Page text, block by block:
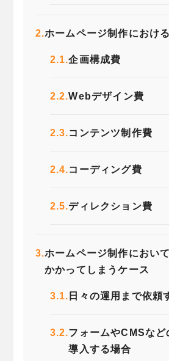
2.ホームページ制作におけ
2.1.企画構成費
2.2.Webデザイン費
2.3.コンテンツ制作費
2.4.コーディング費
2.5.ディレクション費
3.ホームページ制作におい
かかってしまうケース
3.1. 日々の運用まで依頼
3.2.フォームやCMSなど
導入する場合